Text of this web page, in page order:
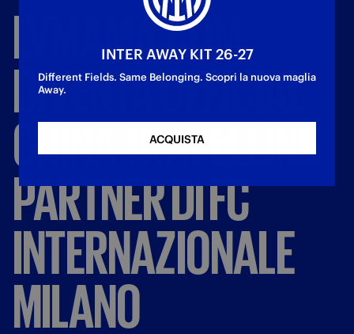
LVMAMA.COM
DIVENTAOFFICIAL
CHINATRAVELLING
PARTNERDIFC
INTERNAZIONALE
MILANO
INTER AWAY KIT 26-27
Different Fields. Same Belonging. Scopri la nuova maglia
Away.
ACQUISTA